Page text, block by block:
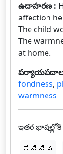
ఉదాహరణ :
affection
The child
The
at home.
fondness,
warmness
ఇతర
ಕನ್ನಡ